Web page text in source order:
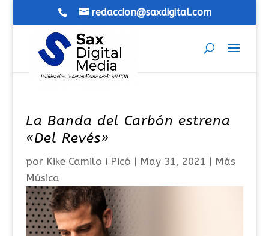
redaccion@saxdigital.com
La Banda del Carbón estrena
«Del Revés»
por Kike Camilo i Picó | May 31, 2021 | Más
Música